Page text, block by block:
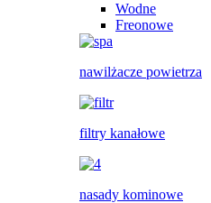
Wodne
Freonowe
nawilżacze powietrza
filtry kanałowe
nasady kominowe